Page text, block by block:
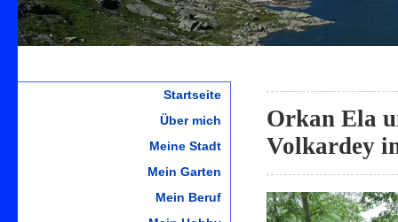
Orkan Ela
Volkardey
Startseite
Über mich
Meine Stadt
Mein Garten
Mein Beruf